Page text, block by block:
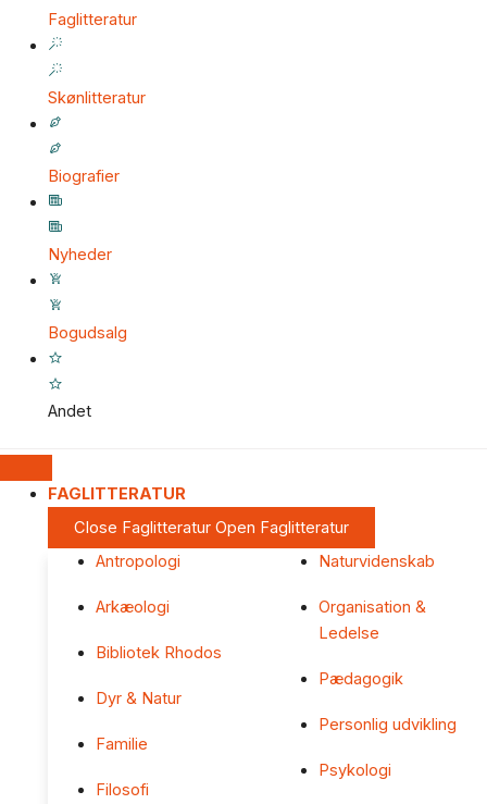
Faglitteratur
Skønlitteratur
Biografier
Nyheder
Bogudsalg
Andet
FAGLITTERATUR
Close Faglitteratur Open Faglitteratur
Antropologi
Arkæologi
Bibliotek Rhodos
Dyr & Natur
Familie
Filosofi
Naturvidenskab
Organisation &
Ledelse
Pædagogik
Personlig udvikling
Psykologi